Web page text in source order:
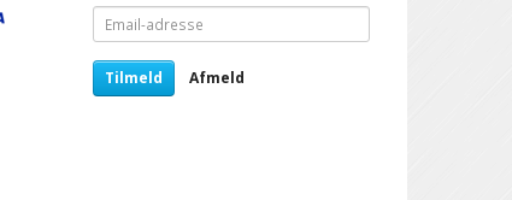
Email-
adresse
Tilmeld Afmeld